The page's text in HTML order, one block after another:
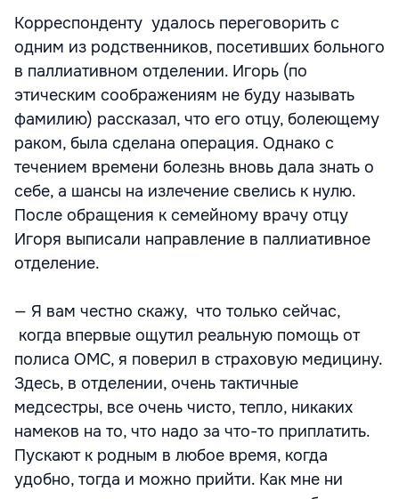
Корреспонденту удалось переговорить с
одним из родственников, посетивших больного
в паллиативном отделении. Игорь (по
этическим соображениям не буду называть
фамилию) рассказал, что его отцу, болеющему
раком, была сделана операция. Однако с
течением времени болезнь вновь дала знать о
себе, а шансы на излечение свелись к нулю.
После обращения к семейному врачу отцу
Игоря выписали направление в паллиативное
отделение.
— Я вам честно скажу, что только сейчас,
когда впервые ощутил реальную помощь от
полиса ОМС, я поверил в страховую медицину.
Здесь, в отделении, очень тактичные
медсестры, все очень чисто, тепло, никаких
намеков на то, что надо за что-то приплатить.
Пускают к родным в любое время, когда
удобно, тогда и можно прийти. Как мне ни